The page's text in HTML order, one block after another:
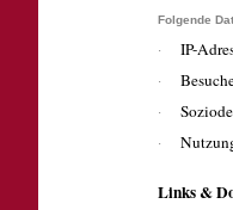
Folgende
· IP-
·
·
·
Links &